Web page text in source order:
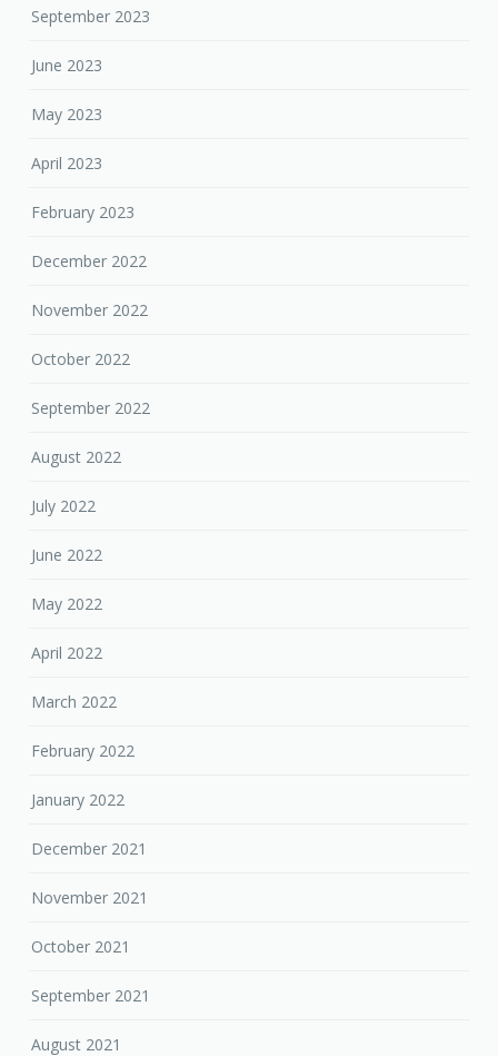
September 2023
June 2023
May 2023
April 2023
February 2023
December 2022
November 2022
October 2022
September 2022
August 2022
July 2022
June 2022
May 2022
April 2022
March 2022
February 2022
January 2022
December 2021
November 2021
October 2021
September 2021
August 2021